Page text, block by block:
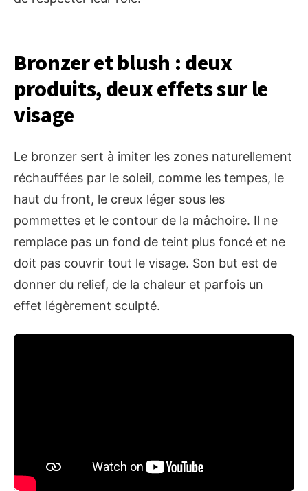
Bronzer et blush : deux
produits, deux effets sur le
visage
Le bronzer sert à imiter les zones naturellement
réchauffées par le soleil, comme les tempes, le
haut du front, le creux léger sous les
pommettes et le contour de la mâchoire. Il ne
remplace pas un fond de teint plus foncé et ne
doit pas couvrir tout le visage. Son but est de
donner du relief, de la chaleur et parfois un
effet légèrement sculpté.